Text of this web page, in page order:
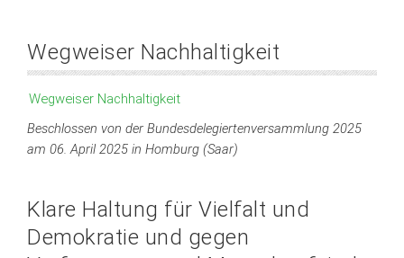
Wegweiser Nachhaltigkeit
Wegweiser Nachhaltigkeit
Beschlossen von der Bundesdelegiertenversammlung 2025
am 06. April 2025 in Homburg (Saar)
Klare Haltung für Vielfalt und
Demokratie und gegen